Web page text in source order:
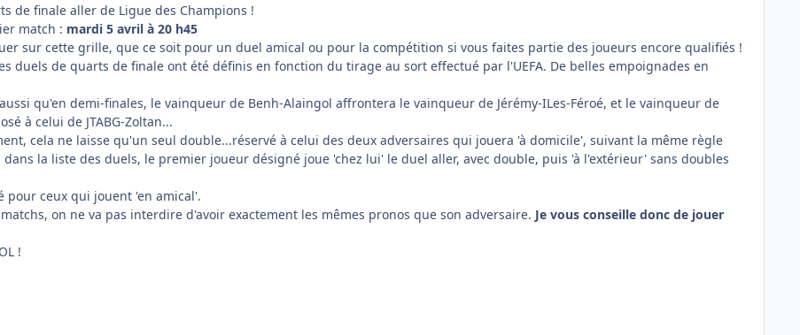
de finale aller de Ligue des Champions !
match : mardi 5 avril à 20 h45
sur cette grille, que ce soit pour un duel amical ou pour la compétition si vous faites partie des joueurs encore qualifiés !
duels de quarts de finale ont été définis en fonction du tirage au sort effectué par l'UEFA. De belles empoignades en
qu'en demi-finales, le vainqueur de Benh-Alaingol affrontera le vainqueur de Jérémy-ILes-Féroé, et le vainqueur de
à celui de JTABG-Zoltan...
cela ne laisse qu'un seul double...réservé à celui des deux adversaires qui jouera 'à domicile', suivant la même règle
la liste des duels, le premier joueur désigné joue 'chez lui' le duel aller, avec double, puis 'à l'extérieur' sans doubles
pour ceux qui jouent 'en amical'.
on ne va pas interdire d'avoir exactement les mêmes pronos que son adversaire. Je vous conseille donc de jouer
!